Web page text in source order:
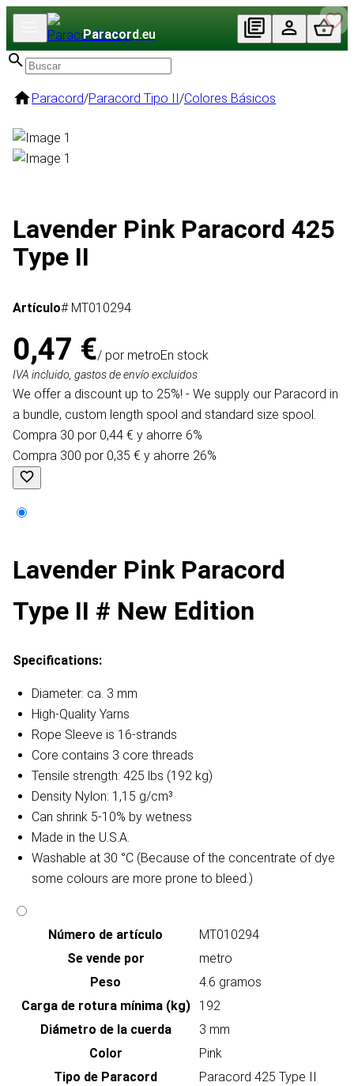
Paracord.eu
Paracord/Paracord Tipo II/Colores Básicos
Lavender Pink Paracord 425
Type II
Artículo# MT010294
0,47 €/ por metroEn stock
IVA incluido, gastos de envío excluidos
We offer a discount up to 25%! - We supply our Paracord in
a bundle, custom length spool and standard size spool.
Compra 30 por 0,44 € y ahorre 6%
Compra 300 por 0,35 € y ahorre 26%
Lavender Pink Paracord
Type II # New Edition
Specifications:
Diameter: ca. 3 mm
High-Quality Yarns
Rope Sleeve is 16-strands
Core contains 3 core threads
Tensile strength: 425 lbs (192 kg)
Density Nylon: 1,15 g/cm³
Can shrink 5-10% by wetness
Made in the U.S.A.
Washable at 30 °C (Because of the concentrate of dye
some colours are more prone to bleed.)
Número de artículo
MT010294
Se vende por
metro
Peso
4.6 gramos
Carga de rotura mínima (kg)
192
Diámetro de la cuerda
3 mm
Color
Pink
Tipo de Paracord
Paracord 425 Type II